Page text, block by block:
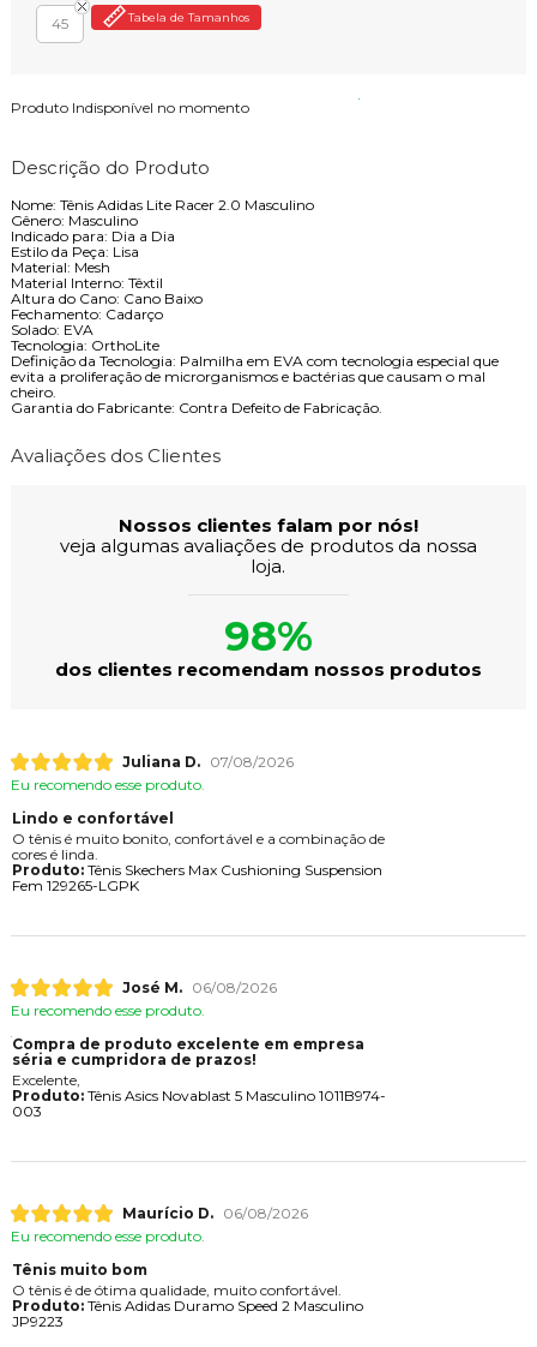
45 Tabela de Tamanhos
Produto Indisponível no momento
Descrição do Produto
Nome: Tênis Adidas Lite Racer 2.0 Masculino
Gênero: Masculino
Indicado para: Dia a Dia
Estilo da Peça: Lisa
Material: Mesh
Material Interno: Têxtil
Altura do Cano: Cano Baixo
Fechamento: Cadarço
Solado: EVA
Tecnologia: OrthoLite
Definição da Tecnologia: Palmilha em EVA com tecnologia especial que
evita a proliferação de microrganismos e bactérias que causam o mal
cheiro.
Garantia do Fabricante: Contra Defeito de Fabricação.
Avaliações dos Clientes
Nossos clientes falam por nós!
veja algumas avaliações de produtos da nossa
loja.
98%
dos clientes recomendam nossos produtos
Juliana D.
07/08/2026
Eu recomendo esse produto.
Lindo e confortável
O tênis é muito bonito, confortável e a combinação de
cores é linda.
Produto:Tênis Skechers Max Cushioning Suspension
Fem 129265-LGPK
José M.
06/08/2026
Eu recomendo esse produto.
Compra de produto excelente em empresa
séria e cumpridora de prazos!
Excelente,
Produto:Tênis Asics Novablast 5 Masculino 1011B974-
003
Maurício D.
06/08/2026
Eu recomendo esse produto.
Tênis muito bom
O tênis é de ótima qualidade, muito confortável.
Produto:Tênis Adidas Duramo Speed 2 Masculino
JP9223